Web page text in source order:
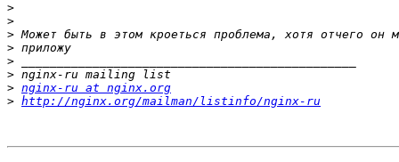
>
>
>
>
>
>
> nginx-ru at nginx.org
> http://nginx.org/mailman/listinfo/nginx-ru